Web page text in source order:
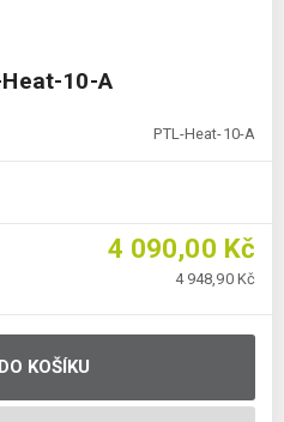
10-A
PTL-Heat-10-A
4 090,00 Kč
4 948,90 Kč
DO KOŠÍKU